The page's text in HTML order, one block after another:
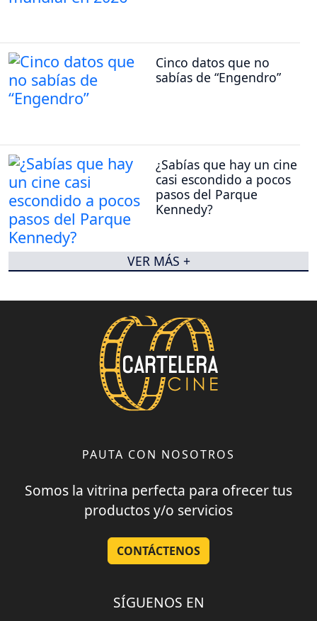
Cinco datos que no
sabías de “Engendro”
¿Sabías que hay un cine
casi escondido a pocos
pasos del Parque
Kennedy?
VER MÁS +
PAUTA CON NOSOTROS
Somos la vitrina perfecta para ofrecer tus
productos y/o servicios
CONTÁCTENOS
SÍGUENOS EN